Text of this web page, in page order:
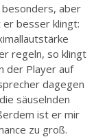
aber
besser klingt:
regeln, so klingt
der Player auf
dagegen
säuselnden
ist er mir
zu groß.